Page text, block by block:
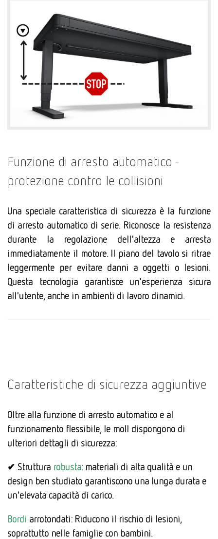
Funzione di arresto automatico -
protezione contro le collisioni
Una speciale caratteristica di sicurezza è la funzione
di arresto automatico di serie. Riconosce la resistenza
durante la regolazione dell'altezza e arresta
immediatamente il motore. Il piano del tavolo si ritrae
leggermente per evitare danni a oggetti o lesioni.
Questa tecnologia garantisce un'esperienza sicura
all'utente, anche in ambienti di lavoro dinamici.
Caratteristiche di sicurezza aggiuntive
Oltre alla funzione di arresto automatico e al
funzionamento flessibile, le moll dispongono di
ulteriori dettagli di sicurezza:
✔ Struttura robusta: materiali di alta qualità e un
design ben studiato garantiscono una lunga durata e
un'elevata capacità di carico.
Bordi arrotondati: Riducono il rischio di lesioni,
soprattutto nelle famiglie con bambini.